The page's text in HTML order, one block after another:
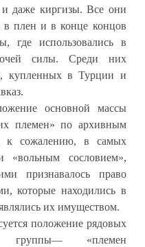
и даже киргизы. Все они
в плен и в конце концов
где использовались в
силы. Среди них
купленных в Турции и
основной массы
племен» по архивным
к сожалению, в самых
«вольным сословием»,
признавалось право
которые находились в
их имуществом.
положение рядовых
«племен